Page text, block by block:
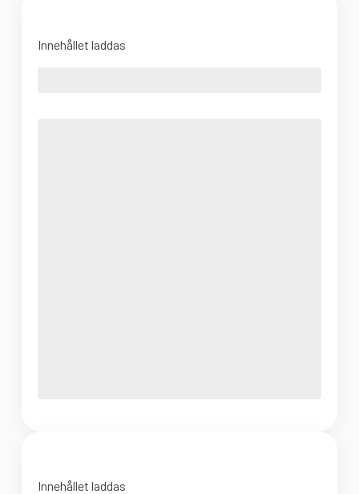
Innehållet laddas
Innehållet laddas